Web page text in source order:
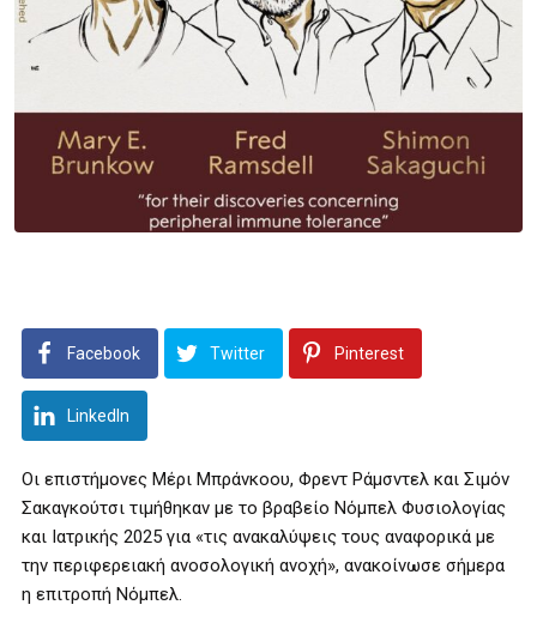
Facebook Twitter Pinterest
LinkedIn
Οι επιστήμονες Μέρι Μπράνκοου, Φρεντ Ράμσντελ και Σιμόν
Σακαγκούτσι τιμήθηκαν με το βραβείο Νόμπελ Φυσιολογίας
και Ιατρικής 2025 για «τις ανακαλύψεις τους αναφορικά με
την περιφερειακή ανοσολογική ανοχή», ανακοίνωσε σήμερα
η επιτροπή Νόμπελ.